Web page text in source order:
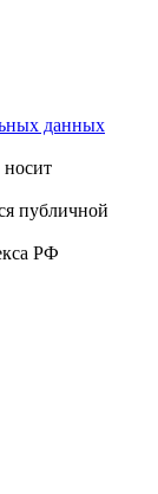
данных
публичной
РФ